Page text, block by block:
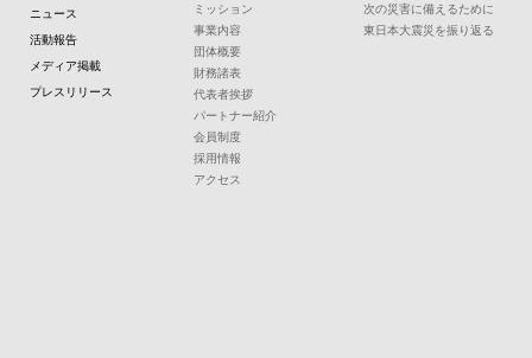
ニュース
活動報告
メディア掲載
プレスリリース
ミッション
事業内容
団体概要
財務諸表
代表者挨拶
パートナー紹介
会員制度
採用情報
アクセス
次の災害に備えるために
東日本大震災を振り返る